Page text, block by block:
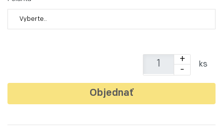
Vyberte..
+
-
ks
Objednať